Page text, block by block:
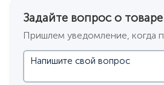
Задайте вопрос о товаре
Пришлем уведомление, когда